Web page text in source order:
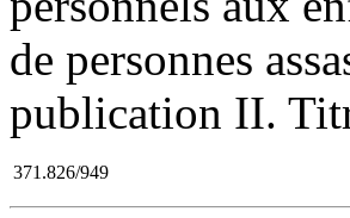
de personnes
publication II.
371.826/949